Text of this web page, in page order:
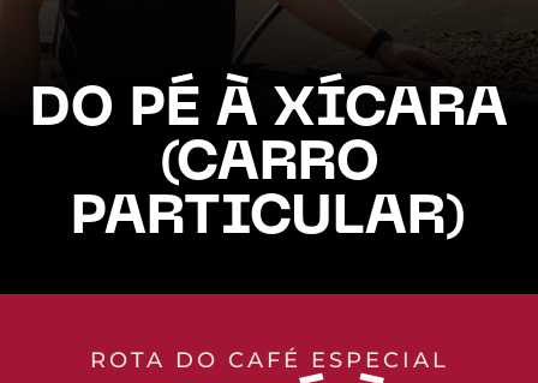
DO PÉ À XÍCARA
(CARRO
PARTICULAR)
ROTA DO CAFÉ ESPECIAL